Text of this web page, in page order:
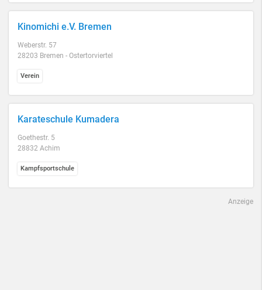
Kinomichi e.V. Bremen
Weberstr. 57
28203 Bremen - Ostertorviertel
Verein
Karateschule Kumadera
Goethestr. 5
28832 Achim
Kampfsportschule
Anzeige